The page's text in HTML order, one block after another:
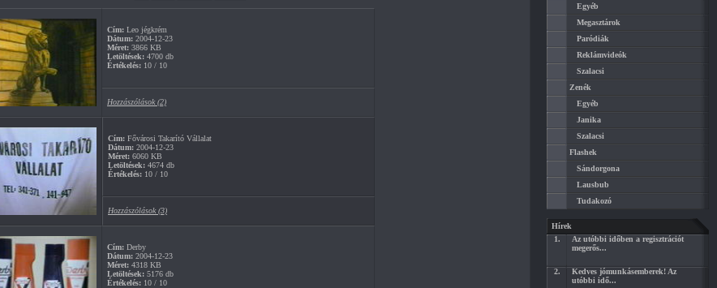
Cím: Leo jégkrém
Dátum: 2004-12-23
Méret: 3866 KB
Letöltések: 4700 db
Értékelés: 10 / 10
Hozzászólások (2)
Cím: Fővárosi Takarító Vállalat
Dátum: 2004-12-23
Méret: 6060 KB
Letöltések: 4674 db
Értékelés: 10 / 10
Hozzászólások (3)
Cím: Derby
Dátum: 2004-12-23
Méret: 4318 KB
Letöltések: 5176 db
Értékelés: 10 / 10
Egyéb
Megasztárok
Paródiák
Reklámvideók
Szalacsi
Zenék
Egyéb
Janika
Szalacsi
Flashek
Sándorgona
Lausbub
Tudakozó
Hírek
1.
Az utóbbi időben a regisztrációt
megerős...
2.
Kedves jómunkásemberek! Az
utóbbi idő...